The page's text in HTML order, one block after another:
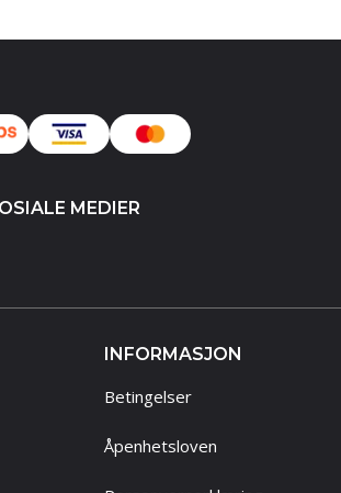
MEDIER
INFORMASJON
Betingelser
Åpenhetsloven